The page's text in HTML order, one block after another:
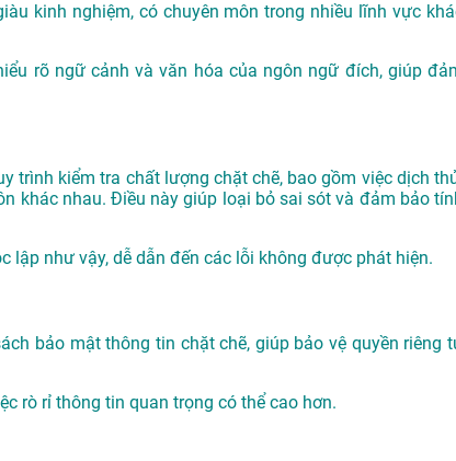
kinh nghiệm, có chuyên môn trong nhiều lĩnh vực
rõ ngữ cảnh và văn hóa của ngôn ngữ đích, giúp
trình kiểm tra chất lượng chặt chẽ, bao gồm việc dịch
khác nhau. Điều này giúp loại bỏ sai sót và đảm bảo
lập như vậy, dễ dẫn đến các lỗi không được phát hiện.
bảo mật thông tin chặt chẽ, giúp bảo vệ quyền riêng
rò rỉ thông tin quan trọng có thể cao hơn.